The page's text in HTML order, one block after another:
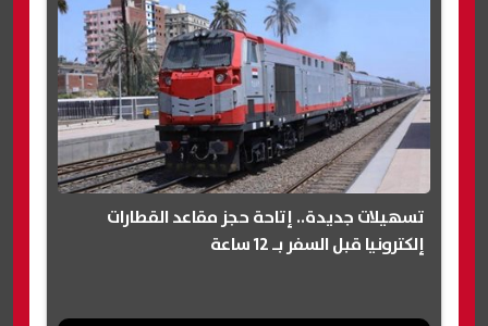
تسهيلات جديدة.. إتاحة حجز مقاعد القطارات
إلكترونيا قبل السفر بـ 12 ساعة